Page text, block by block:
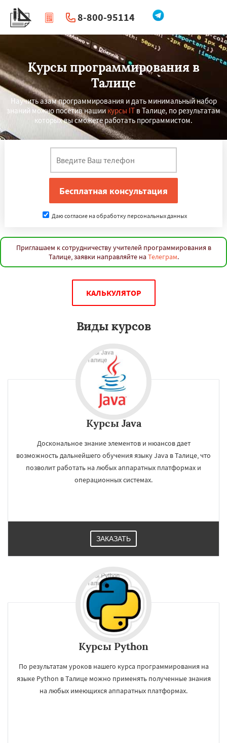
8-800-95114
| Перезвоните мне
Курсы программирования в
Талице
Научить азам программирования и дать минимальный набор
знаний можно посетив нашии курсы IT в Талице, по результатам
которых вы сможете работать программистом.
Даю согласие на обработку персональных данных
Приглашаем к сотрудничеству учителей программирования в
Талице, заявки направляйте на Телеграм.
КАЛЬКУЛЯТОР
Виды курсов
Курсы Java
Доскональное знание элементов и нюансов дает
возможность дальнейшего обучения языку Java в Талице, что
позволит работать на любых аппаратных платформах и
операционных системах.
ЗАКАЗАТЬ
Курсы Python
По результатам уроков нашего курса программирования на
языке Python в Талице можно применять полученные знания
на любых имеющихся аппаратных платформах.